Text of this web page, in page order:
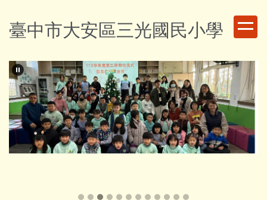
到
主
內
容
區
臺中市大安區三光國民小學